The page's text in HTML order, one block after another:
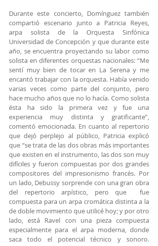
Durante este concierto, Domínguez también
compartió escenario junto a Patricia Reyes,
arpa solista de la Orquesta Sinfónica
Universidad de Concepción y que durante este
año, se encuentra proyectando su labor como
solista en diferentes orquestas nacionales: “Me
sentí muy bien de tocar en La Serena y me
encantó trabajar con la orquesta. Había venido
varias veces como parte del conjunto, pero
hace mucho años que no lo hacía. Como solista
ésta ha sido la primera vez y fue una
experiencia muy distinta y gratificante”,
comentó emocionada. En cuanto al repertorio
que dejó perplejo al público, Patricia explicó
que “se trata de las dos obras más importantes
que existen en el instrumento, las dos son muy
difíciles y fueron compuestas por dos grandes
compositores del impresionismo francés. Por
un lado, Debussy sorprende con una gran obra
del repertorio arpístico, pero que  fue
compuesta para un arpa cromática distinta a la
de doble movimiento que utilicé hoy; y por otro
lado, está Ravel con una pieza compuesta
especialmente para el arpa moderna, donde
saca todo el potencial técnico y sonoro.